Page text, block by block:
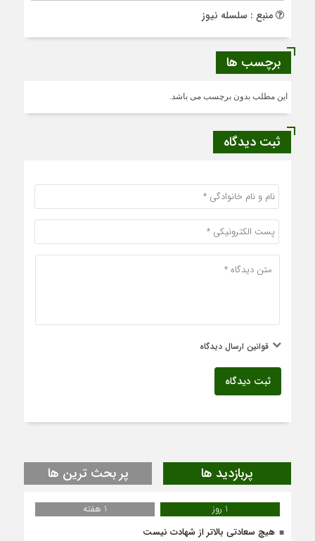
منبع : سلسله نیوز
برچسب ها
این مطلب بدون برچسب می باشد.
ثبت دیدگاه
قوانین ارسال دیدگاه
ثبت دیدگاه
پربازدید ها پر بحث ترین ها
1 روز
1 هفته
هیچ سعادتی بالاتر از شهادت نیست